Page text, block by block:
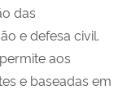
das
e defesa civil.
aos
e baseadas em